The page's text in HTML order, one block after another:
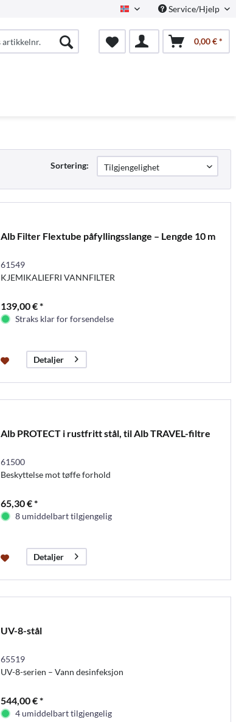
NorwegianService/Hjelp
0,00 € *
Sortering:
Alb Filter Flextube påfyllingsslange – Lengde 10 m
61549
KJEMIKALIEFRI VANNFILTER
139,00 € *
Straks klar for forsendelse
Detaljer
Alb PROTECT i rustfritt stål, til Alb TRAVEL-filtre
61500
Beskyttelse mot tøffe forhold
65,30 € *
8 umiddelbart tilgjengelig
Detaljer
UV-8-stål
65519
UV-8-serien – Vann desinfeksjon
544,00 € *
4 umiddelbart tilgjengelig